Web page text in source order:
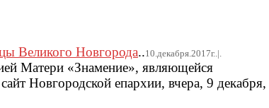
Великого Новгорода..10.декабря.2017г..|.
Матери «Знамение», являющейся
Новгородской епархии, вчера, 9 декабря,